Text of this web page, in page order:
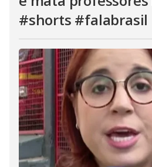
#shorts #falabrasil